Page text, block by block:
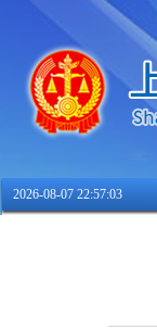
2026-08-07 22:57:03